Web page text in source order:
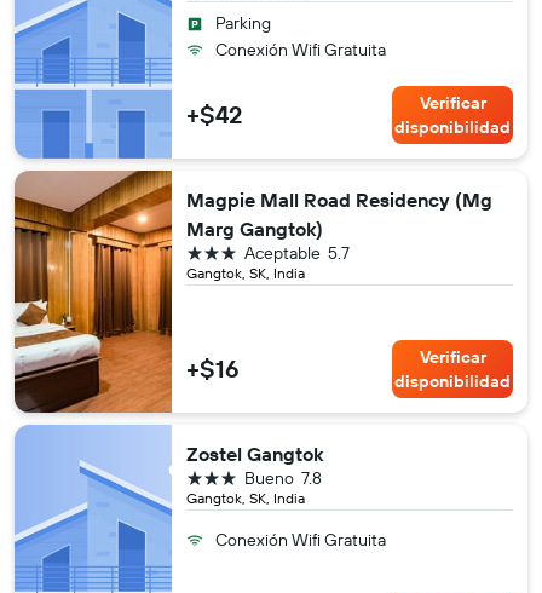
Parking
Conexión Wifi Gratuita
+$42
Verificar
disponibilidad
Magpie Mall Road Residency (Mg
Marg Gangtok)
Gangtok, SK, India
5.7
Aceptable
3 estrellas
+$16
Verificar
disponibilidad
Zostel Gangtok
Gangtok, SK, India
7.8
Bueno
3 estrellas
Conexión Wifi Gratuita